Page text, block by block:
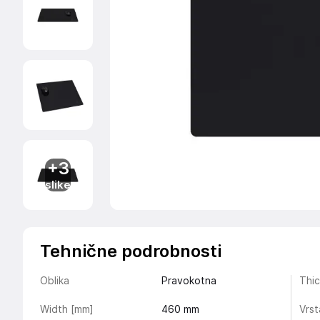
+3
slike
Tehnične podrobnosti
Oblika Pravokotna
Width [mm] 460 mm